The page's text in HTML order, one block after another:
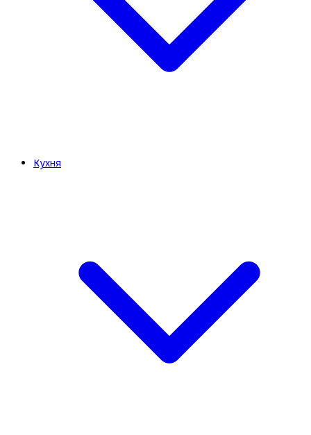
Кухня